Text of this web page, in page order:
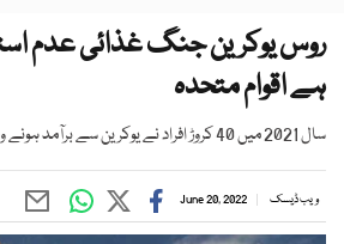
روس یوکرین جنگ غذائی عدم
ہے اقوام متحدہ
سال 2021 میں 40 کروڑ افراد نے یوکرین سے برآمد ہونے والی اجناس سے پیٹ بھرا تھا
ویب ڈیسک June 20, 2022